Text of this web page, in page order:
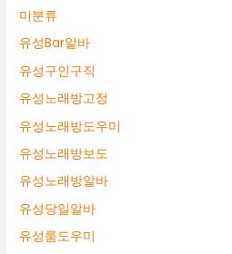
미분류
유성Bar알바
유성구인구직
유성노래방고정
유성노래방도우미
유성노래방보도
유성노래방알바
유성당일알바
유성룸도우미